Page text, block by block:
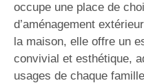
occupe une place de
d’aménagement
la maison, elle offre un
convivial et esthétique,
usages de chaque